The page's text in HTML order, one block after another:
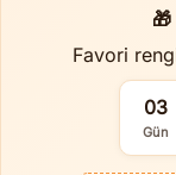
🎁
Favori
03
Gün